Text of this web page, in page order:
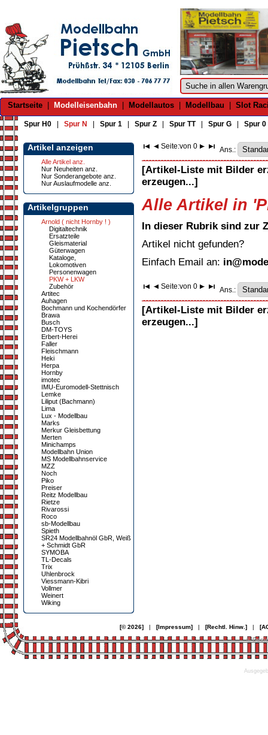
Startseite Modelleisenbahn Modellautos Modellbau Slot
Spur H0 Spur N Spur 1 Spur Z Spur TT| Spur G Spur 0
Artikel anzeigen
Alle Artikel anz.
Nur Neuheiten anz.
Nur Sonderangebote anz.
Nur Auslaufmodelle anz.
Artikelgruppen
Arnold ( nicht Hornby ! )
Digitaltechnik
Ersatzteile
Gleismaterial
Güterwagen
Kataloge,
Lokomotiven
Personenwagen
PKW + LKW
Zubehör
Artitec
Auhagen
Bochmann und Kochendörfer
Brawa
Busch
DM-TOYS
Erbert-Herei
Faller
Fleischmann
Heki
Herpa
Hornby
imotec
IMU-Euromodell-Stettnisch
Lemke
Liliput (Bachmann)
Lima
Lux - Modellbau
Marks
Merkur Gleisbettung
Merten
Minichamps
Modellbahn Union
MS Modellbahnservice
MZZ
Noch
Piko
Preiser
Reitz Modellbau
Rietze
Rivarossi
Roco
sb-Modellbau
Spieth
SR24 Modellbahnöl GbR, Weiß
+ Schmidt GbR
SYMOBA
TL-Decals
Trix
Uhlenbrock
Viessmann-Kibri
Vollmer
Weinert
Wiking
Seite:von 0 Ans.:
[Artikel-Liste mit Bilder
erzeugen...]
Alle Artikel in
In dieser Rubrik sind zur
Artikel nicht gefunden?
Einfach Email an:
Seite:von 0 Ans.:
[Artikel-Liste mit Bilder
erzeugen...]
[© 2026]| [Impressum]| [Rechtl. Hinw.]|
©